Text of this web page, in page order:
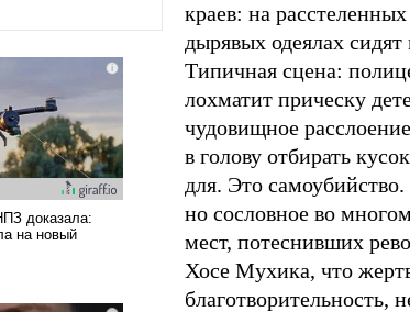
краев: на
дырявых одеялах
Типичная сцена:
лохматит прическу
чудовищное
в голову отбирать
для. Это
но сословное во
мест, потеснивших
Хосе Мухика, что
благотворительность,